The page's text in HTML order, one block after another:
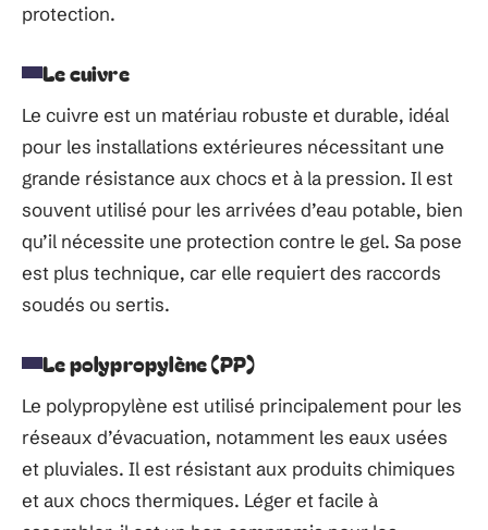
protection.
Le cuivre
Le cuivre est un matériau robuste et durable, idéal
pour les installations extérieures nécessitant une
grande résistance aux chocs et à la pression. Il est
souvent utilisé pour les arrivées d’eau potable, bien
qu’il nécessite une protection contre le gel. Sa pose
est plus technique, car elle requiert des raccords
soudés ou sertis.
Le polypropylène (PP)
Le polypropylène est utilisé principalement pour les
réseaux d’évacuation, notamment les eaux usées
et pluviales. Il est résistant aux produits chimiques
et aux chocs thermiques. Léger et facile à